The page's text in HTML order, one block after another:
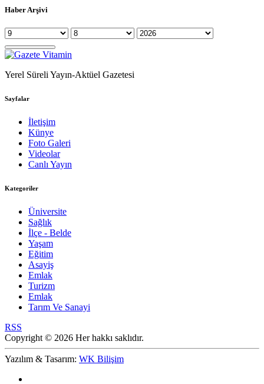
Haber Arşivi
Yerel Süreli Yayın-Aktüel Gazetesi
Sayfalar
İletişim
Künye
Foto Galeri
Videolar
Canlı Yayın
Kategoriler
Üniversite
Sağlık
İlçe - Belde
Yaşam
Eğitim
Asayiş
Emlak
Turizm
Emlak
Tarım Ve Sanayi
RSS
Copyright © 2026 Her hakkı saklıdır.
Yazılım & Tasarım: WK Bilişim